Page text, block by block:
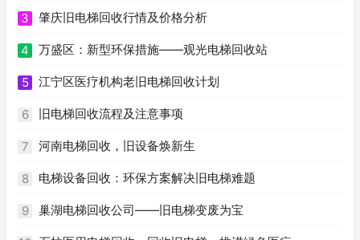
3 肇庆旧电梯回收行情及价格分析
4 万盛区：新型环保措施——观光电梯回收站
5 江宁区医疗机构老旧电梯回收计划
6 旧电梯回收流程及注意事项
7 河南电梯回收，旧设备焕新生
8 电梯设备回收：环保方案解决旧电梯难题
9 巢湖电梯回收公司——旧电梯变废为宝